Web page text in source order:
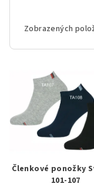
Zobrazených
Členkové ponožky
101-107